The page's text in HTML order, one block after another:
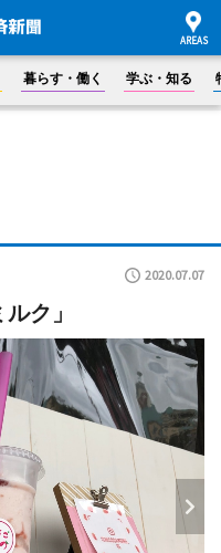
暮らす・働く 学ぶ・知る
2020.07.07
ク」